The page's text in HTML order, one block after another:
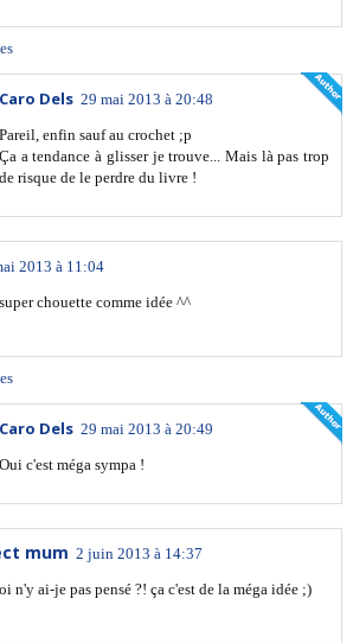
Caro Dels 29 mai 2013 à 20:48
Pareil, enfin sauf au crochet ;p
Ça a tendance à glisser je trouve... Mais là pas trop
de risque de le perdre du livre !
2013 à 11:04
chouette comme idée ^^
Caro Dels 29 mai 2013 à 20:49
Oui c'est méga sympa !
mum 2 juin 2013 à 14:37
n'y ai-je pas pensé ?! ça c'est de la méga idée ;)